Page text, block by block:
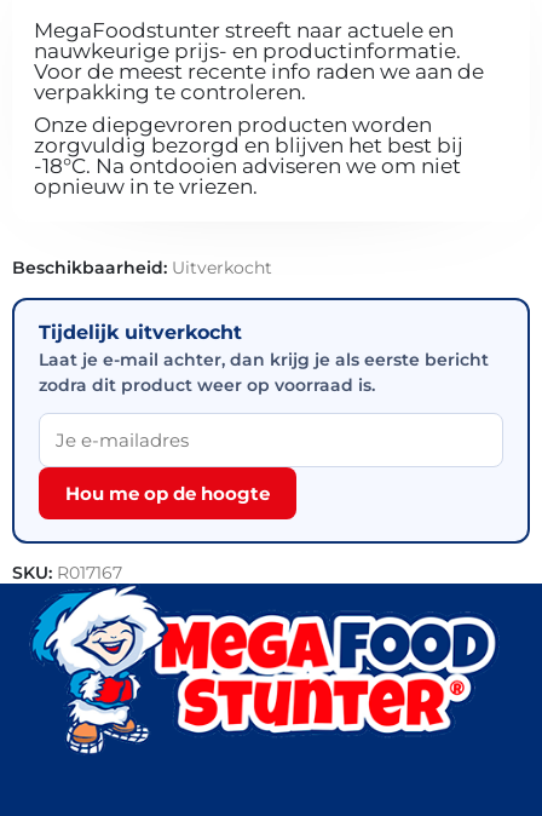
MegaFoodstunter streeft naar actuele en
nauwkeurige prijs- en productinformatie.
Voor de meest recente info raden we aan de
verpakking te controleren.
Onze diepgevroren producten worden
zorgvuldig bezorgd en blijven het best bij
-18°C. Na ontdooien adviseren we om niet
opnieuw in te vriezen.
Beschikbaarheid: Uitverkocht
Tijdelijk uitverkocht
Laat je e-mail achter, dan krijg je als eerste bericht
zodra dit product weer op voorraad is.
Hou me op de hoogte
SKU: R017167
Categorieën:Gebak